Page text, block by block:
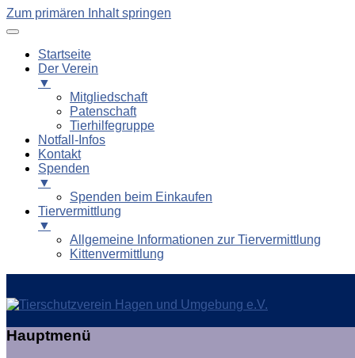
Zum primären Inhalt springen
Startseite
Der Verein
▼
Mitgliedschaft
Patenschaft
Tierhilfegruppe
Notfall-Infos
Kontakt
Spenden
▼
Spenden beim Einkaufen
Tiervermittlung
▼
Allgemeine Informationen zur Tiervermittlung
Kittenvermittlung
Tierschutzverein Hagen und
Hauptmenü